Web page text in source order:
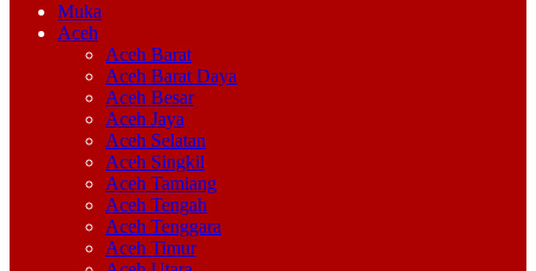
Muka
Aceh
Aceh Barat
Aceh Barat Daya
Aceh Besar
Aceh Jaya
Aceh Selatan
Aceh Singkil
Aceh Tamiang
Aceh Tengah
Aceh Tenggara
Aceh Timur